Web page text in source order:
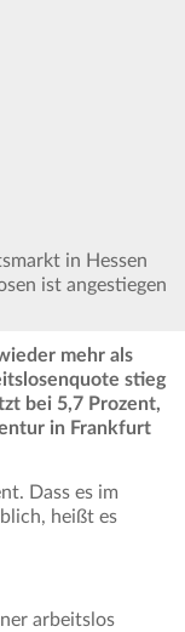
in Hessen
ist angestiegen
mehr als
stieg
bei 5,7 Prozent,
in Frankfurt
Dass es im
heißt es
arbeitslos